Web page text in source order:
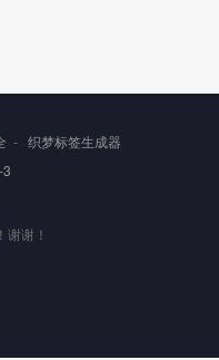
- 织梦标签生成器
谢！